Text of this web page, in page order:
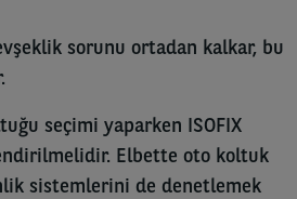
sorunu ortadan kalkar, bu
seçimi yaparken ISOFIX
Elbette oto koltuk
sistemlerini de denetlemek